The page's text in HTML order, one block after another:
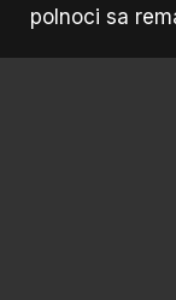
polnoci sa